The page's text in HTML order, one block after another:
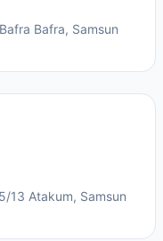
Bafra, Samsun
13 Atakum, Samsun